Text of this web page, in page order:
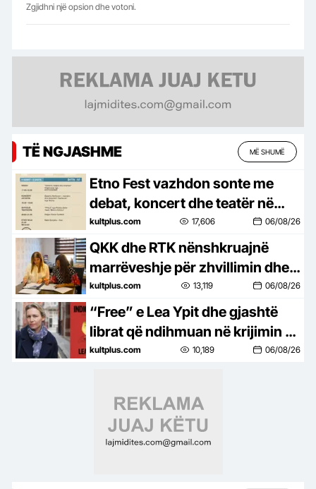
Zgjidhni një opsion dhe votoni.
TË NGJASHME MË SHUMË
Etno Fest vazhdon sonte me
debat, koncert dhe teatër në
Kukaj
kultplus.com 17,606 06/08/26
QKK dhe RTK nënshkruajnë
marrëveshje për zhvillimin dhe
promovimin e kinematografisë
kosovare
kultplus.com 13,119 06/08/26
“Free” e Lea Ypit dhe gjashtë
librat që ndihmuan në krijimin e
saj
kultplus.com 10,189 06/08/26